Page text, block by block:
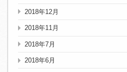
2018年12月
2018年11月
2018年7月
2018年6月